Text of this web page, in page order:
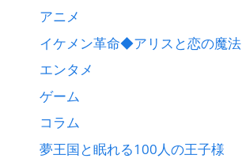
アニメ
イケメン革命◆アリスと恋の魔法
エンタメ
ゲーム
コラム
夢王国と眠れる100人の王子様